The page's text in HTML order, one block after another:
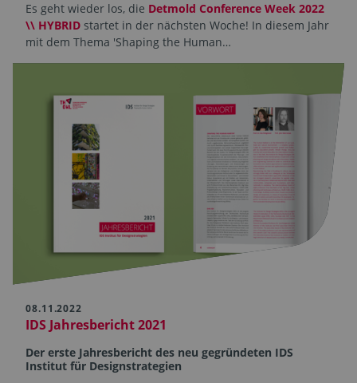
Es geht wieder los, die Detmold Conference Week 2022
\\ HYBRID startet in der nächsten Woche! In diesem Jahr
mit dem Thema 'Shaping the Human…
08.11.2022
IDS Jahresbericht 2021
Der erste Jahresbericht des neu gegründeten IDS
Institut für Designstrategien